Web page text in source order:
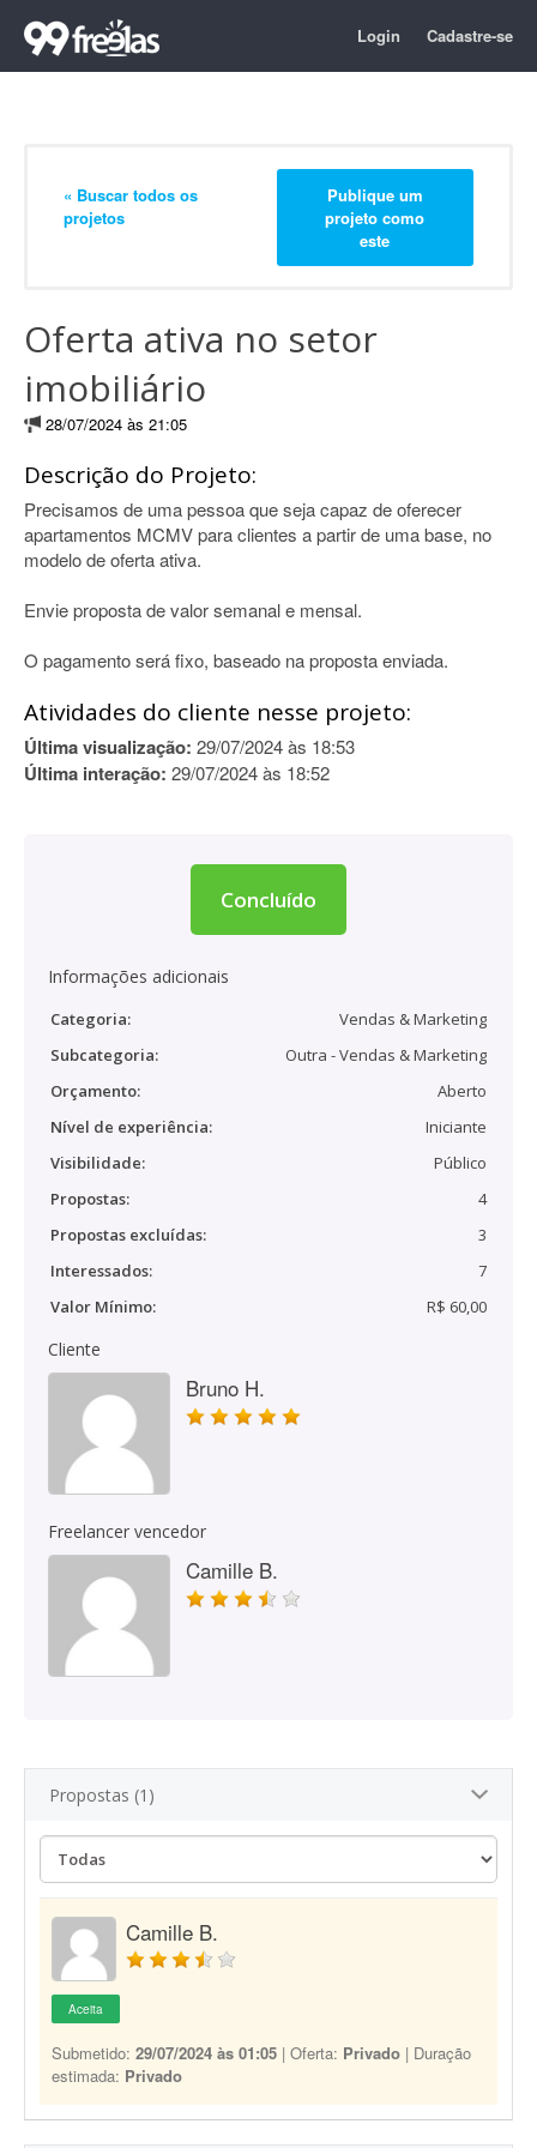
Login Cadastre-se
« Buscar todos os
projetos
Publique um
projeto como
este
Oferta ativa no setor
imobiliário
28/07/2024 às 21:05
Descrição do Projeto:
Precisamos de uma pessoa que seja capaz de oferecer
apartamentos MCMV para clientes a partir de uma base, no
modelo de oferta ativa.
Envie proposta de valor semanal e mensal.
O pagamento será fixo, baseado na proposta enviada.
Atividades do cliente nesse projeto:
Última visualização: 29/07/2024 às 18:53
Última interação: 29/07/2024 às 18:52
Concluído
Informações adicionais
Categoria:
Vendas & Marketing
Subcategoria:
Outra - Vendas & Marketing
Orçamento:
Aberto
Nível de experiência:
Iniciante
Visibilidade:
Público
Propostas:
4
Propostas excluídas:
3
Interessados:
7
Valor Mínimo:
R$ 60,00
Cliente
Bruno H.
Freelancer vencedor
Camille B.
Propostas (1)
Camille B.
Aceita
Submetido: 29/07/2024 às 01:05 | Oferta: Privado | Duração
estimada: Privado